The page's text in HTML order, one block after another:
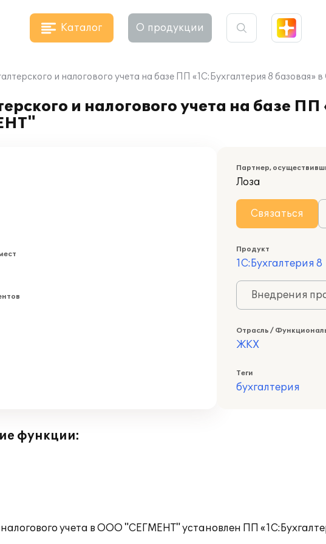
Каталог О продукции
и налогового учета на базе ПП «1С:Бухгалтерия 8
и налогового учета на базе
Партнер,
Лоза
Связаться
Продукт
1С:Бухгалтерия 8
Внедрения
Отрасль /
ЖКХ
Теги
бухгалтерия
функции:
учета в ООО "СЕГМЕНТ" установлен ПП